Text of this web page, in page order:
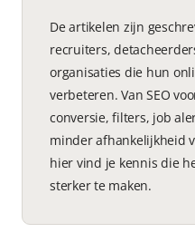
De artikelen zijn
recruiters,
organisaties die hun
verbeteren. Van SEO
conversie, filters, job
minder afhankelijkheid
hier vind je kennis die
sterker te maken.